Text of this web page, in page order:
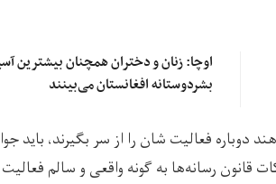
اوچا: زنان و دختران همچنان بیشترین
بشردوستانه افغانستان می‌بینند
فعالیت شان را از سر بگیرند، باید
قانون رسانه‌ها به گونه واقعی و سالم